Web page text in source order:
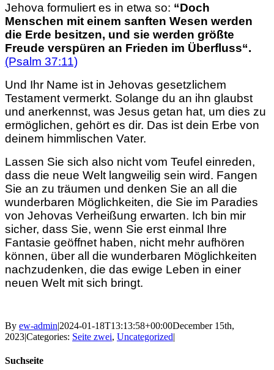
Jehova formuliert es in etwa so: “Doch
Menschen mit einem sanften Wesen werden
die Erde besitzen, und sie werden größte
Freude verspüren an Frieden im Überfluss“.
(Psalm 37:11)
Und Ihr Name ist in Jehovas gesetzlichem
Testament vermerkt. Solange du an ihn glaubst
und anerkennst, was Jesus getan hat, um dies zu
ermöglichen, gehört es dir. Das ist dein Erbe von
deinem himmlischen Vater.
Lassen Sie sich also nicht vom Teufel einreden,
dass die neue Welt langweilig sein wird. Fangen
Sie an zu träumen und denken Sie an all die
wunderbaren Möglichkeiten, die Sie im Paradies
von Jehovas Verheißung erwarten. Ich bin mir
sicher, dass Sie, wenn Sie erst einmal Ihre
Fantasie geöffnet haben, nicht mehr aufhören
können, über all die wunderbaren Möglichkeiten
nachzudenken, die das ewige Leben in einer
neuen Welt mit sich bringt.
By ew-admin|2024-01-18T13:13:58+00:00December 15th,
2023|Categories: Seite zwei, Uncategorized|
Suchseite